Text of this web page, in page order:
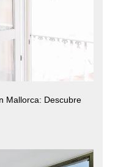
Mallorca: Descubre